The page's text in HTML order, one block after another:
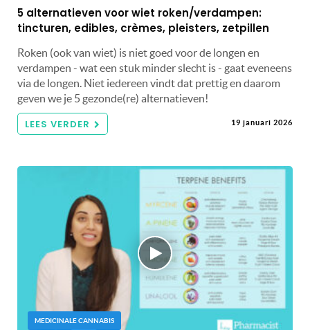
5 alternatieven voor wiet roken/verdampen:
tincturen, edibles, crèmes, pleisters, zetpillen
Roken (ook van wiet) is niet goed voor de longen en
verdampen - wat een stuk minder slecht is - gaat eveneens
via de longen. Niet iedereen vindt dat prettig en daarom
geven we je 5 gezonde(re) alternatieven!
LEES VERDER 19 januari 2026
MEDICINALE CANNABIS